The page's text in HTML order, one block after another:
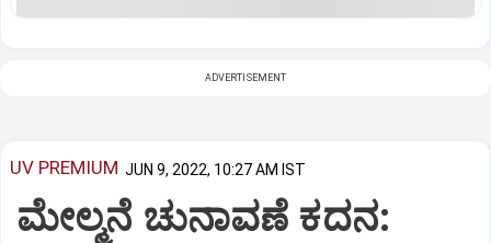
ADVERTISEMENT
UV PREMIUM JUN 9, 2022, 10:27 AM IST
ಮೇಲ್ಮನೆ ಚುನಾವಣೆ ಕದನ: